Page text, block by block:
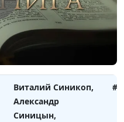
священнослужитель
Виталий Синикоп,
Александр Синицын,
священнослужитель
Виталий Синикоп,
Александр
Синицын,